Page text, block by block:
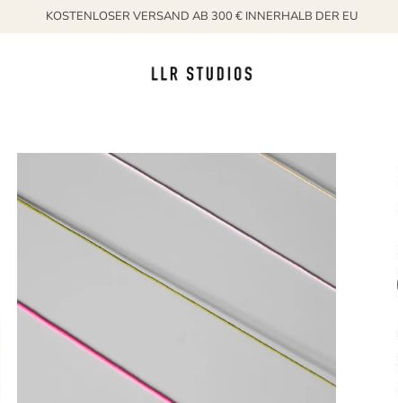
KOSTENLOSER VERSAND AB 300 € INNERHALB DER EU
plated